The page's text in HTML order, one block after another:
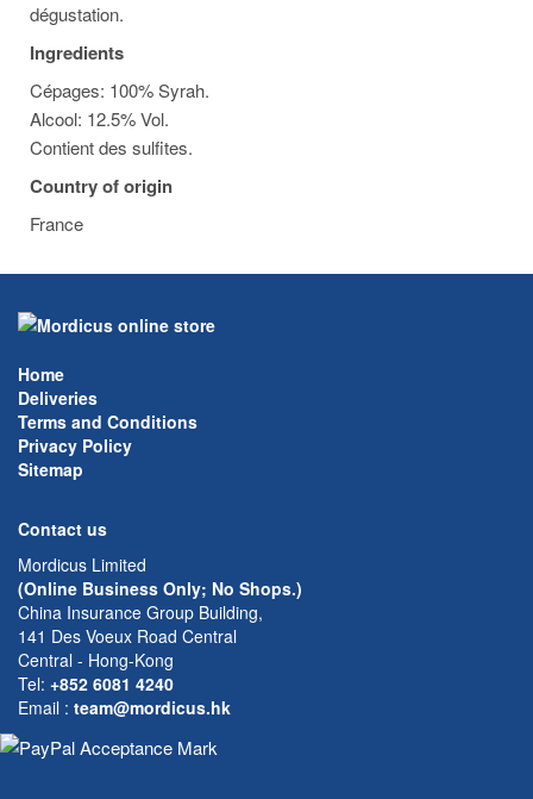
dégustation.
Ingredients
Cépages: 100% Syrah.
Alcool: 12.5% Vol.
Contient des sulfites.
Country of origin
France
Home
Deliveries
Terms and Conditions
Privacy Policy
Sitemap
Contact us
Mordicus Limited
(Online Business Only; No Shops.)
China Insurance Group Building,
141 Des Voeux Road Central
Central - Hong-Kong
Tel: +852 6081 4240
Email : team@mordicus.hk